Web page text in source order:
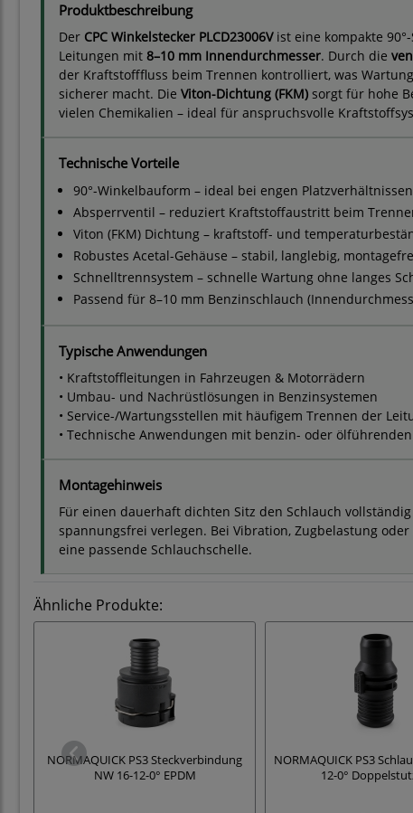
Produktbeschreibung
Der CPC Winkelstecker PLCD23006Vist eine kompakte
Leitungen mit 8–10 mm Innendurchmesser. Durch die
der Kraftstofffluss beim Trennen kontrolliert, was
sicherer macht. Die Viton-Dichtung (FKM) sorgt für hohe
vielen Chemikalien – ideal für anspruchsvolle
Technische Vorteile
90°-Winkelbauform – ideal bei engen Platzverhältnissen
Absperrventil – reduziert Kraftstoffaustritt beim
Viton (FKM) Dichtung – kraftstoff- und
Robustes Acetal-Gehäuse – stabil, langlebig,
Schnelltrennsystem – schnelle Wartung ohne langes
Passend für 8–10 mm Benzinschlauch
Typische Anwendungen
• Kraftstoffleitungen in Fahrzeugen & Motorrädern
• Umbau- und Nachrüstlösungen in Benzinsystemen
• Service-/Wartungsstellen mit häufigem Trennen der
• Technische Anwendungen mit benzin- oder
Montagehinweis
Für einen dauerhaft dichten Sitz den Schlauch
spannungsfrei verlegen. Bei Vibration, Zugbelastung
eine passende Schlauchschelle.
Ähnliche Produkte:
NORMAQUICK PS3 Steckverbindung
NW 16-12-0° EPDM
NORMAQUICK PS3
12-0°